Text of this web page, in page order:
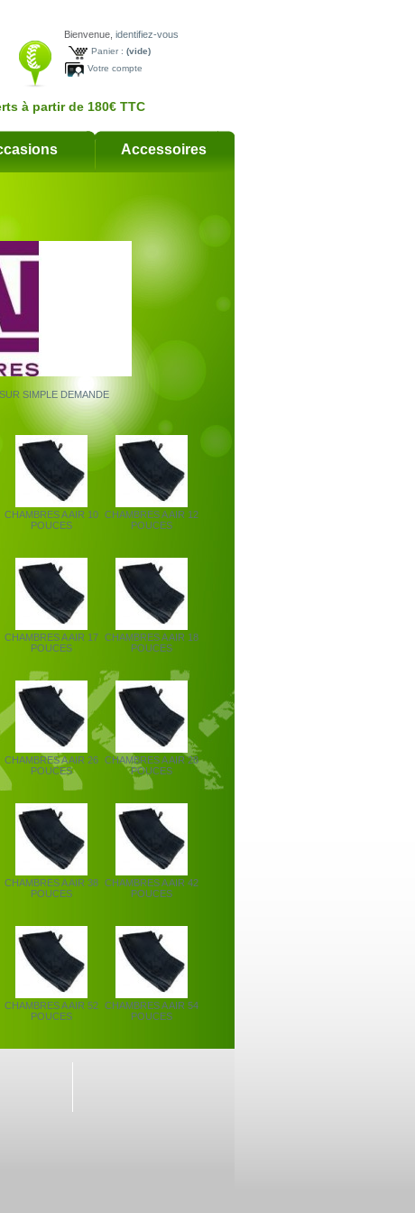
Bienvenue, identifiez-vous
Panier : (vide)
Votre compte
à partir de 180€ TTC
Accessoires
SIMPLE DEMANDE
CHAMBRES A AIR 10
POUCES
CHAMBRES A AIR 12
POUCES
CHAMBRES A AIR 17
POUCES
CHAMBRES A AIR 18
POUCES
CHAMBRES A AIR 26
POUCES
CHAMBRES A AIR 28
POUCES
CHAMBRES A AIR 38
POUCES
CHAMBRES A AIR 42
POUCES
CHAMBRES A AIR 52
POUCES
CHAMBRES A AIR 54
POUCES